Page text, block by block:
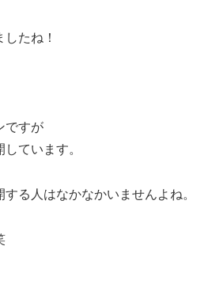
たね！
ですが
ています。
る人はなかなかいませんよね。